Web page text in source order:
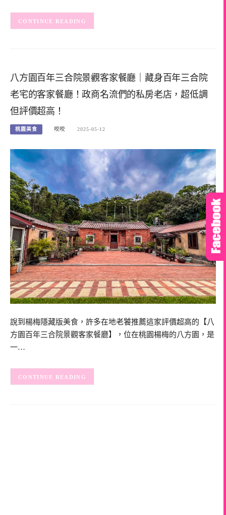
CONTINUE READING
八方園百年三合院景觀客家餐廳｜藏身百年三合院
老宅的客家餐廳！政商名流們的私房老店，超低調
但評價超高！
桃園美食 咬咬 2025-05-12
說到楊梅隱藏版美食，許多在地老饕推薦這家評價超高的【八
方園百年三合院景觀客家餐廳】，位在桃園楊梅的八方園，是
一…
CONTINUE READING